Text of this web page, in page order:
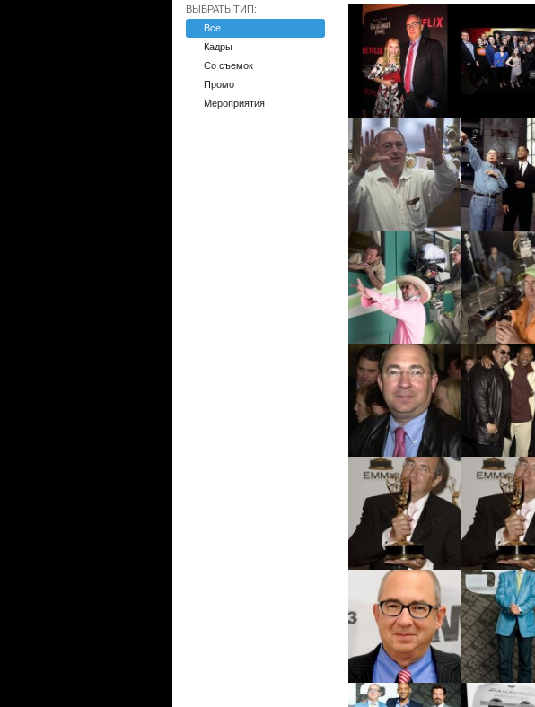
ВЫБРАТЬ ТИП:
Все
Кадры
Со съемок
Промо
Мероприятия